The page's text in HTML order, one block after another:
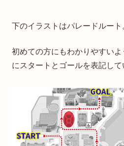
下のイラストはパレードルート
初めての方にもわかりやすい
にスタートとゴールを表記して